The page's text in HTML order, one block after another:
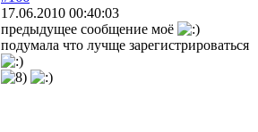
17.06.2010 00:40:03
предыдущее сообщение моё
подумала что лучще зарегистрироваться